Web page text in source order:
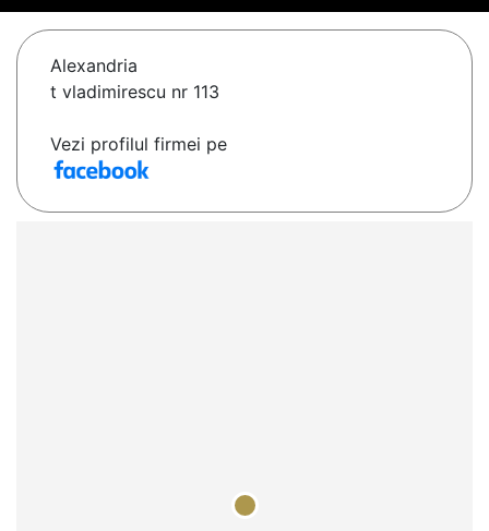
Alexandria
t vladimirescu nr 113
Vezi profilul firmei pe